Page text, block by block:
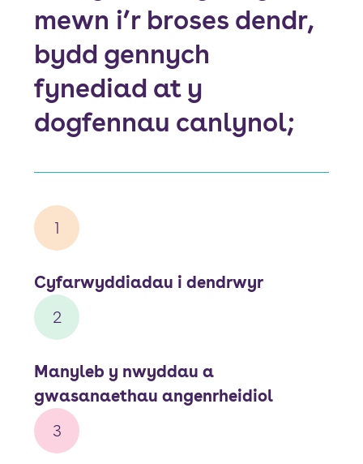
mewn i’r broses dendr,
bydd gennych
fynediad at y
dogfennau canlynol;
1
Cyfarwyddiadau i dendrwyr
2
Manyleb y nwyddau a
gwasanaethau angenrheidiol
3